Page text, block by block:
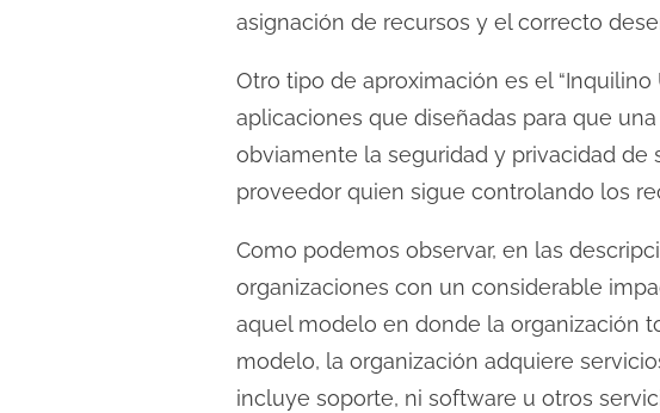
asignación de recursos y el correcto
Otro tipo de aproximación es el
aplicaciones que diseñadas para que
obviamente la seguridad y privacidad
proveedor quien sigue controlando los
Como podemos observar, en las
organizaciones con un considerable
aquel modelo en donde la organización
modelo, la organización adquiere
incluye soporte, ni software u otros